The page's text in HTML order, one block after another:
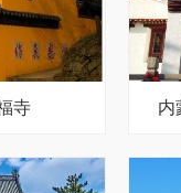
寺 内